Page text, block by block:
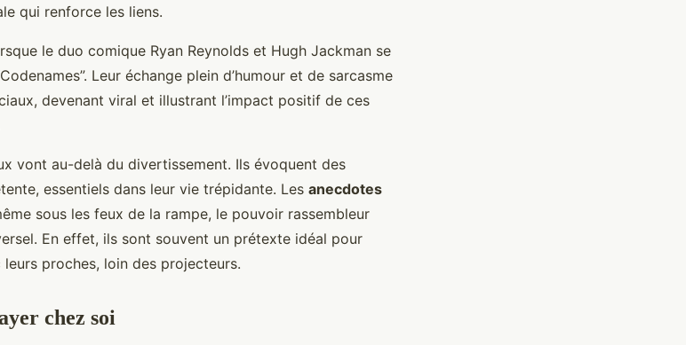
qui renforce les liens.
le duo comique Ryan Reynolds et Hugh Jackman se
Leur échange plein d’humour et de sarcasme
devenant viral et illustrant l’impact positif de ces
vont au-delà du divertissement. Ils évoquent des
essentiels dans leur vie trépidante. Les anecdotes
sous les feux de la rampe, le pouvoir rassembleur
En effet, ils sont souvent un prétexte idéal pour
proches, loin des projecteurs.
chez soi